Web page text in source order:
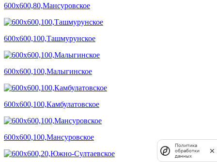
600х600,80,Мансуровское
600х600,100,Ташмурунское
600х600,100,Малыгинское
600х600,100,Камбулатовское
600х600,100,Мансуровское
Политика
обработки
данных